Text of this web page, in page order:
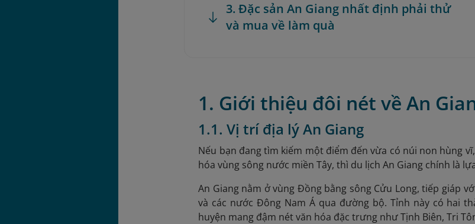
3. Đặc sản An Giang nhất định phải thử
và mua về làm quà
1. Giới thiệu đôi nét về An
1.1. Vị trí địa lý An Giang
Nếu bạn đang tìm kiếm một điểm đến vừa có núi non hùng
hóa vùng sông nước miền Tây, thì du lịch An Giang chính là
An Giang nằm ở vùng Đồng bằng sông Cửu Long, tiếp giáp
và các nước Đông Nam Á qua đường bộ. Tỉnh này có hai
huyện mang đậm nét văn hóa đặc trưng như Tịnh Biên, Tri